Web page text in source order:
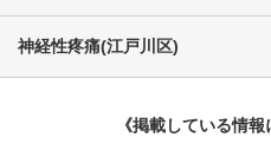
神経性疼痛(江戸川区)
《掲載している情